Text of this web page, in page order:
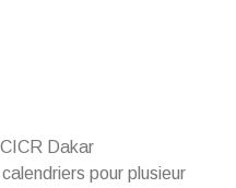
Dakar
pour plusieur